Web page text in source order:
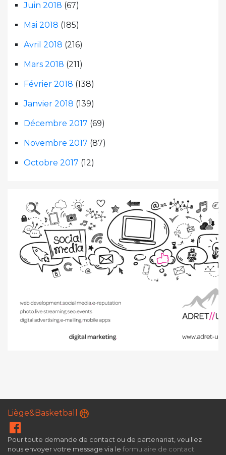
Juin 2018 (67)
Mai 2018 (185)
Avril 2018 (216)
Mars 2018 (211)
Février 2018 (138)
Janvier 2018 (139)
Décembre 2017 (69)
Novembre 2017 (87)
Octobre 2017 (12)
Liège&Basketball
Pour toute demande de contact ou de partenariat, veuillez
nous envoyer votre message via le formulaire de contact.